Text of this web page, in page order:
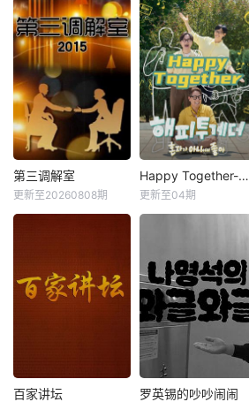
第三调解室
更新至20260808期
Happy Together-不是一个人真好
更新至04期
百家讲坛 罗英锡的吵吵闹闹